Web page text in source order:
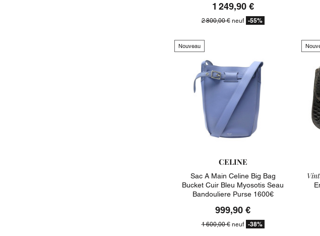
1 249,90 €
2 800,00 €neuf -55%
Nouveau
CELINE
Sac A Main Celine Big Bag
Bucket Cuir Bleu Myosotis Seau
Bandouliere Purse 1600€
999,90 €
1 600,00 €neuf -38%